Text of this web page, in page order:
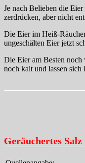
Je nach Belieben die
zerdrücken, aber nicht
Die Eier im Heiß-
ungeschälten Eier jetzt
Die Eier am Besten noch
noch kalt und lassen
Geräuchertes Salz